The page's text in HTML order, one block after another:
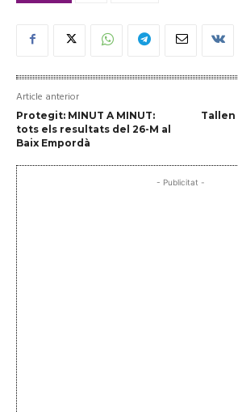
Article anterior
Protegit: MINUT A MINUT:
tots els resultats del 26-M al
Baix Empordà
Tallen
- Publicitat -